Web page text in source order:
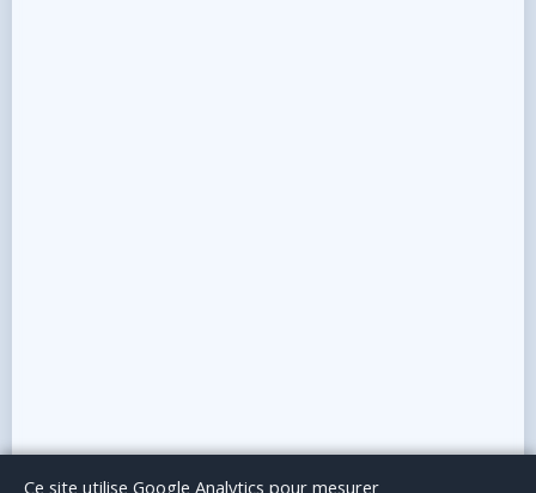
Le BlogPublicité Articles invitésMentions Légales
Ce site utilise Google Analytics pour mesurer